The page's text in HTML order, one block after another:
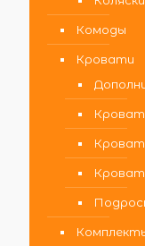
Комоды
Кровати